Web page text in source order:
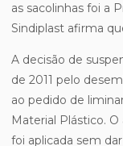
as sacolinhas foi a
Sindiplast afirma
A decisão de
de 2011 pelo
ao pedido de
Material Plástico.
foi aplicada sem